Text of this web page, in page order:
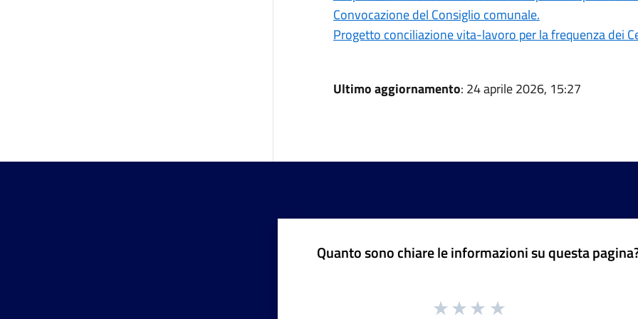
Convocazione del Consiglio comunale.
Progetto conciliazione vita-lavoro per la frequenza dei
Ultimo aggiornamento: 24 aprile 2026, 15:27
Quanto sono chiare le informazioni su questa